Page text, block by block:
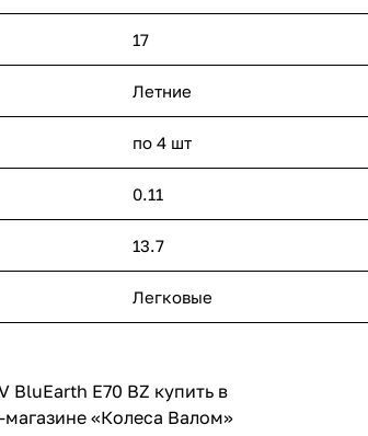
17
Летние
по 4 шт
0.11
13.7
Легковые